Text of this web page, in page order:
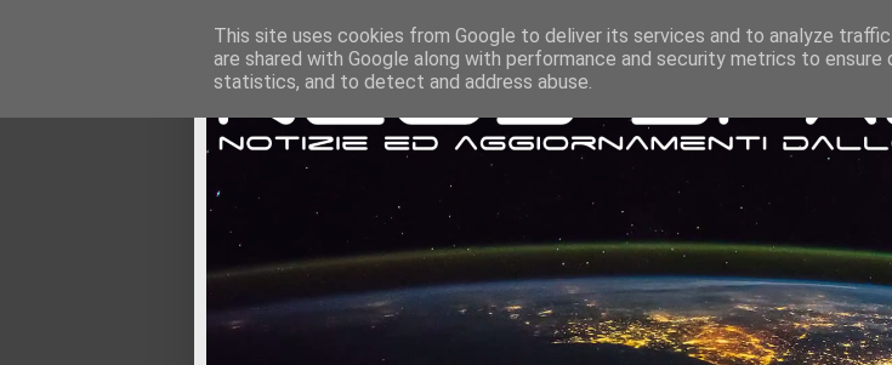
This site uses cookies from Google to deliver its services and to analyze
are shared with Google along with performance and security metrics to
statistics, and to detect and address abuse.